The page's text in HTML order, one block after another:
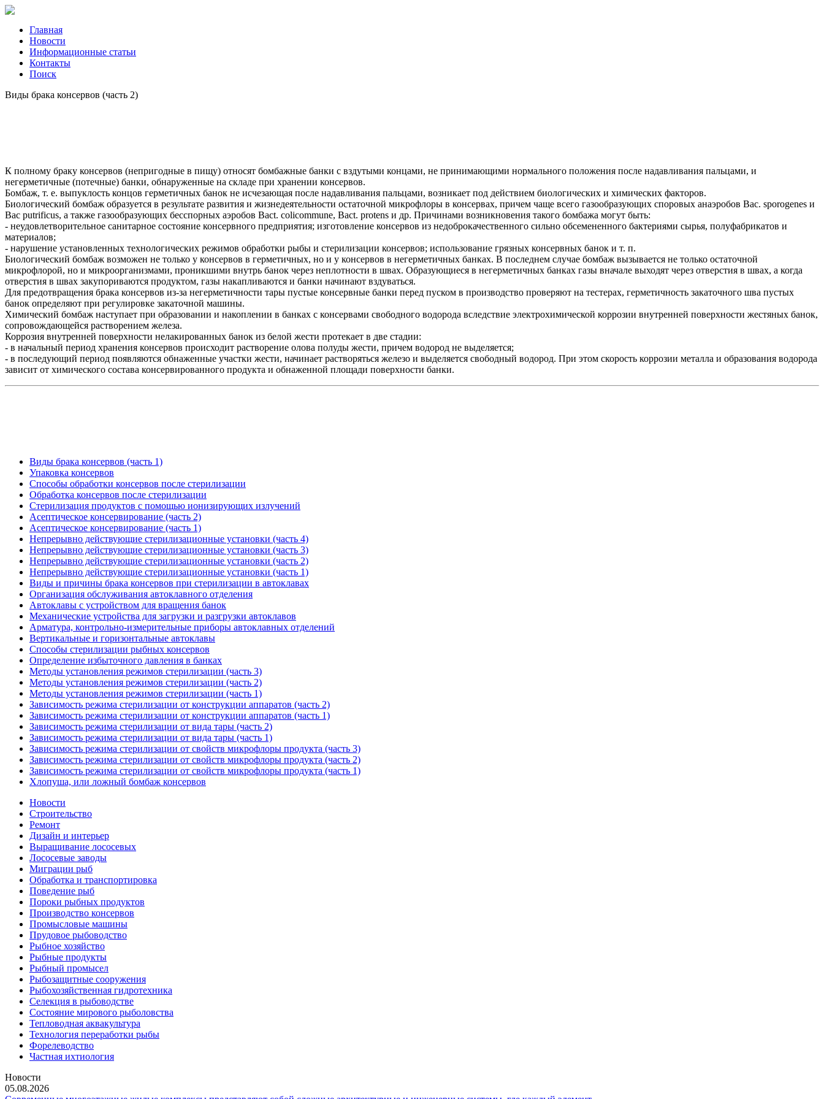
Главная
Новости
Информационные статьи
Контакты
Поиск
Виды брака консервов (часть 2)
К полному браку консервов (непригодные в пищу) относят бомбажные банки с вздутыми концами, не принимающими нормального положения после надавливания пальцами, и
негерметичные (потечные) банки, обнаруженные на складе при хранении консервов.
Бомбаж, т. е. выпуклость концов герметичных банок не исчезающая после надавливания пальцами, возникает под действием биологических и химических факторов.
Биологический бомбаж образуется в результате развития и жизнедеятельности остаточной микрофлоры в консервах, причем чаще всего газообразующих споровых анаэробов Вас. sporogenes и
Вас putrificus, а также газообразующих бесспорных аэробов Bact. colicommune, Bact. protens и др. Причинами возникновения такого бомбажа могут быть:
- неудовлетворительное санитарное состояние консервного предприятия; изготовление консервов из недоброкачественного сильно обсемененного бактериями сырья, полуфабрикатов и
материалов;
- нарушение установленных технологических режимов обработки рыбы и стерилизации консервов; использование грязных консервных банок и т. п.
Биологический бомбаж возможен не только у консервов в герметичных, но и у консервов в негерметичных банках. В последнем случае бомбаж вызывается не только остаточной
микрофлорой, но и микроорганизмами, проникшими внутрь банок через неплотности в швах. Образующиеся в негерметичных банках газы вначале выходят через отверстия в швах, а когда
отверстия в швах закупориваются продуктом, газы накапливаются и банки начинают вздуваться.
Для предотвращения брака консервов из-за негерметичности тары пустые консервные банки перед пуском в производство проверяют на тестерах, герметичность закаточного шва пустых
банок определяют при регулировке закаточной машины.
Химический бомбаж наступает при образовании и накоплении в банках с консервами свободного водорода вследствие электрохимической коррозии внутренней поверхности жестяных банок,
сопровождающейся растворением железа.
Коррозия внутренней поверхности нелакированных банок из белой жести протекает в две стадии:
- в начальный период хранения консервов происходит растворение олова полуды жести, причем водород не выделяется;
- в последующий период появляются обнаженные участки жести, начинает растворяться железо и выделяется свободный водород. При этом скорость коррозии металла и образования водорода
зависит от химического состава консервированного продукта и обнаженной площади поверхности банки.
Виды брака консервов (часть 1)
Упаковка консервов
Способы обработки консервов после стерилизации
Обработка консервов после стерилизации
Стерилизация продуктов с помощью ионизирующих излучений
Асептическое консервирование (часть 2)
Асептическое консервирование (часть 1)
Непрерывно действующие стерилизационные установки (часть 4)
Непрерывно действующие стерилизационные установки (часть 3)
Непрерывно действующие стерилизационные установки (часть 2)
Непрерывно действующие стерилизационные установки (часть 1)
Виды и причины брака консервов при стерилизации в автоклавах
Организация обслуживания автоклавного отделения
Автоклавы с устройством для вращения банок
Механические устройства для загрузки и разгрузки автоклавов
Арматура, контрольно-измерительные приборы автоклавных отделений
Вертикальные и горизонтальные автоклавы
Способы стерилизации рыбных консервов
Определение избыточного давления в банках
Методы установления режимов стерилизации (часть 3)
Методы установления режимов стерилизации (часть 2)
Методы установления режимов стерилизации (часть 1)
Зависимость режима стерилизации от конструкции аппаратов (часть 2)
Зависимость режима стерилизации от конструкции аппаратов (часть 1)
Зависимость режима стерилизации от вида тары (часть 2)
Зависимость режима стерилизации от вида тары (часть 1)
Зависимость режима стерилизации от свойств микрофлоры продукта (часть 3)
Зависимость режима стерилизации от свойств микрофлоры продукта (часть 2)
Зависимость режима стерилизации от свойств микрофлоры продукта (часть 1)
Хлопуша, или ложный бомбаж консервов
Новости
Строительство
Ремонт
Дизайн и интерьер
Выращивание лососевых
Лососевые заводы
Миграции рыб
Обработка и транспортировка
Поведение рыб
Пороки рыбных продуктов
Производство консервов
Промысловые машины
Прудовое рыбоводство
Рыбное хозяйство
Рыбные продукты
Рыбный промысел
Рыбозащитные сооружения
Рыбохозяйственная гидротехника
Селекция в рыбоводстве
Состояние мирового рыболовства
Тепловодная аквакультура
Технология переработки рыбы
Форелеводство
Частная ихтиология
Новости
05.08.2026